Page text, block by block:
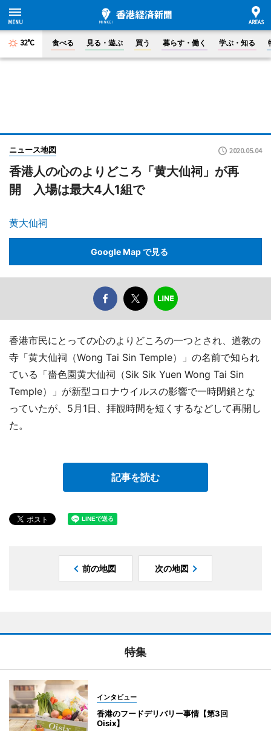
32°C 食べる 見る・遊ぶ 買う 暮らす・働く 学ぶ・知る
ニュース地図 2020.05.04
香港人の心のよりどころ「黄大仙祠」が再
開 入場は最大4人1組で
黄大仙祠
Google Map で見る
香港市民にとっての心のよりどころの一つとされ、道教の
寺「黄大仙祠（Wong Tai Sin Temple）」の名前で知られ
ている「嗇色園黄大仙祠（Sik Sik Yuen Wong Tai Sin
Temple）」が新型コロナウイルスの影響で一時閉鎖とな
っていたが、5月1日、拝観時間を短くするなどして再開し
た。
記事を読む
前の地図 次の地図
特集
インタビュー
香港のフードデリバリー事情【第3回
Oisix】